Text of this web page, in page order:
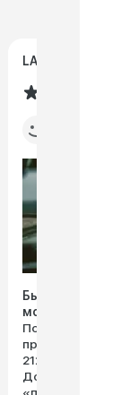
LADA Niva Legend
Были очень рады
монстрику
Полгода назад
приобрести с
2121 с объёмом
До этого я ездила